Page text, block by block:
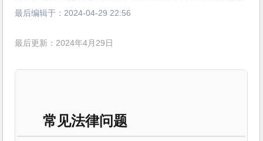
最后编辑于： 2024-04-29 22:56
最后更新：2024年4月29日
常见法律问题